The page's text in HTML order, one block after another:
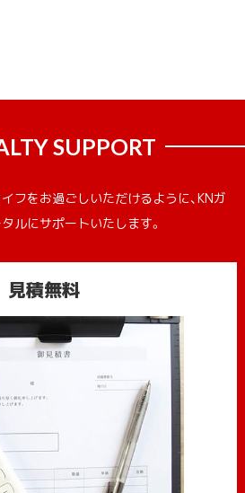
SUPPORT
フをお過ごしいただけるように、KNガ
ルにサポートいたします。
見積無料